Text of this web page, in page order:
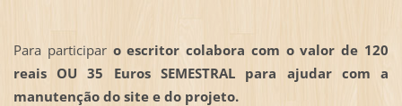
Para participar o escritor colabora com o valor de 120
reais OU 35 Euros SEMESTRAL para ajudar com a
manutenção do site e do projeto.